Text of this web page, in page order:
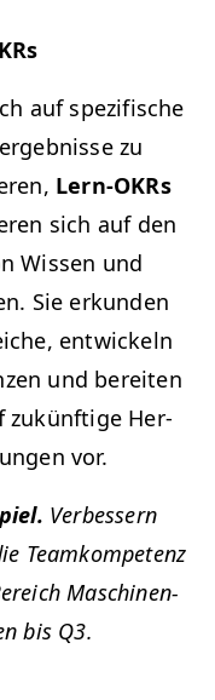
auf spez­i­fis­che
zu
Lern-OKRs
sich auf den
Wis­sen und
Sie erkun­den
entwick­eln
und bere­it­en
zukün­ftige Her­
vor.
Verbessern
Teamkom­pe­tenz
Maschi­nen­
bis Q3.